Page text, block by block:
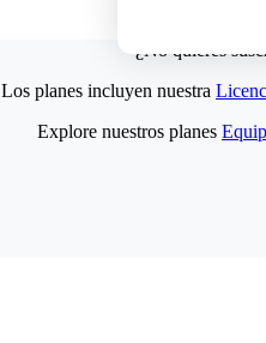
¿No quieres
Los planes incluyen nuestra
Explore nuestros planes